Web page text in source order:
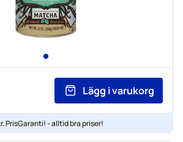
Lägg i varukorg
PrisGaranti! - alltid bra priser!